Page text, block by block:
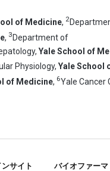
of Medicine, 2
, 3 Department of
Yale School of
Physiology, Yale School
of Medicine, 6Yale Cancer
ンサイト バイオファー